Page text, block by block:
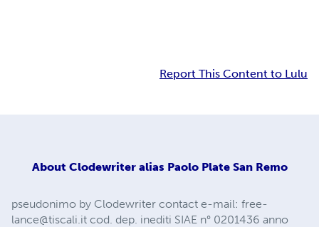
Report This Content to Lulu
About Clodewriter alias Paolo Plate San Remo
pseudonimo by Clodewriter contact e-mail: free-
lance@tiscali.it cod. dep. inediti SIAE n° 0201436 anno